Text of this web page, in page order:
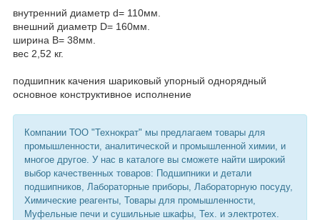
внутренний диаметр d= 110мм.
внешний диаметр D= 160мм.
ширина B= 38мм.
вес 2,52 кг.
подшипник качения шариковый упорный однорядный
основное конструктивное исполнение
Компании ТОО "Технократ" мы предлагаем товары для
промышленности, аналитической и промышленной химии, и
многое другое. У нас в каталоге вы сможете найти широкий
выбор качественных товаров: Подшипники и детали
подшипников, Лабораторные приборы, Лабораторную посуду,
Химические реагенты, Товары для промышленности,
Муфельные печи и сушильные шкафы, Тех. и электротех.